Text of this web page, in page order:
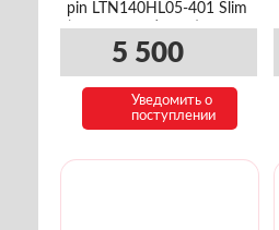
pin LTN140HL05-401 Slim
(уши сверху/снизу)
5 500
Уведомить о
поступлении